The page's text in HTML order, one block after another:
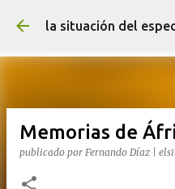
Ir al
Memorias de
publicado por Fernando Díaz |